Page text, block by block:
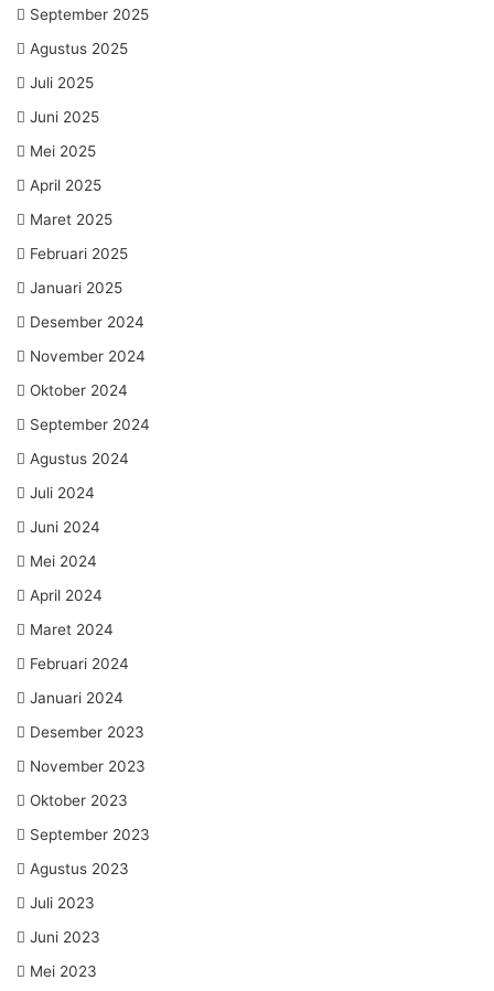
September 2025
Agustus 2025
Juli 2025
Juni 2025
Mei 2025
April 2025
Maret 2025
Februari 2025
Januari 2025
Desember 2024
November 2024
Oktober 2024
September 2024
Agustus 2024
Juli 2024
Juni 2024
Mei 2024
April 2024
Maret 2024
Februari 2024
Januari 2024
Desember 2023
November 2023
Oktober 2023
September 2023
Agustus 2023
Juli 2023
Juni 2023
Mei 2023